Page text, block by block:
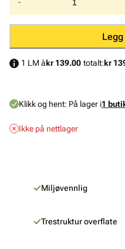
-
1 LM àkr 139.00 totalt:kr
Klikk og hent: På lager i1
Ikke på nettlager
Miljøvennlig
Trestruktur overflate